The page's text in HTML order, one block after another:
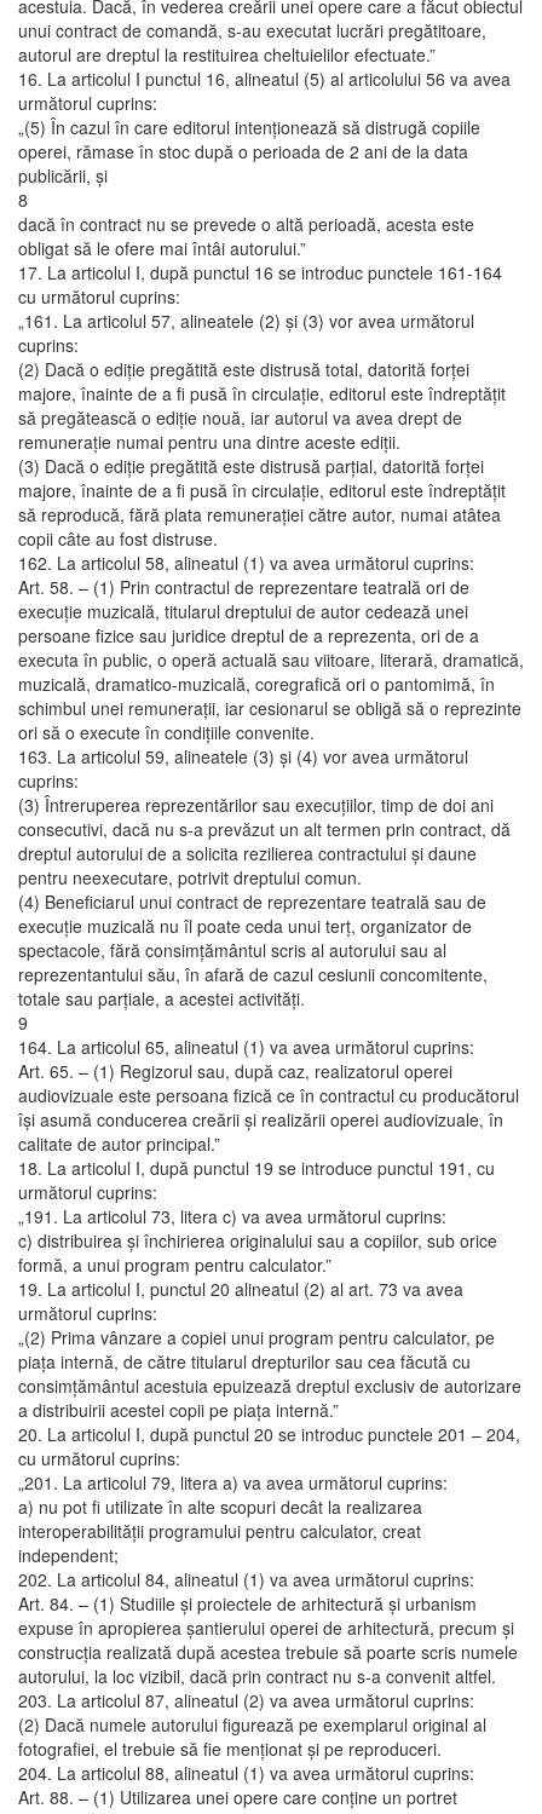
acestuia. Dacă, în vederea creării unei opere care a făcut obiectul
unui contract de comandă, s-au executat lucrări pregătitoare,
autorul are dreptul la restituirea cheltuielilor efectuate.”
16. La articolul I punctul 16, alineatul (5) al articolului 56 va avea
următorul cuprins:
„(5) În cazul în care editorul intenţionează să distrugă copiile
operei, rămase în stoc după o perioada de 2 ani de la data
publicării, şi
8
dacă în contract nu se prevede o altă perioadă, acesta este
obligat să le ofere mai întâi autorului.”
17. La articolul I, după punctul 16 se introduc punctele 161-164
cu următorul cuprins:
„161. La articolul 57, alineatele (2) şi (3) vor avea următorul
cuprins:
(2) Dacă o ediţie pregătită este distrusă total, datorită forţei
majore, înainte de a fi pusă în circulaţie, editorul este îndreptăţit
să pregătească o ediţie nouă, iar autorul va avea drept de
remuneraţie numai pentru una dintre aceste ediţii.
(3) Dacă o ediţie pregătită este distrusă parţial, datorită forţei
majore, înainte de a fi pusă în circulaţie, editorul este îndreptăţit
să reproducă, fără plata remuneraţiei către autor, numai atâtea
copii câte au fost distruse.
162. La articolul 58, alineatul (1) va avea următorul cuprins:
Art. 58. – (1) Prin contractul de reprezentare teatrală ori de
execuţie muzicală, titularul dreptului de autor cedează unei
persoane fizice sau juridice dreptul de a reprezenta, ori de a
executa în public, o operă actuală sau viitoare, literară, dramatică,
muzicală, dramatico-muzicală, coregrafică ori o pantomimă, în
schimbul unei remuneraţii, iar cesionarul se obligă să o reprezinte
ori să o execute în condiţiile convenite.
163. La articolul 59, alineatele (3) şi (4) vor avea următorul
cuprins:
(3) Întreruperea reprezentărilor sau execuţiilor, timp de doi ani
consecutivi, dacă nu s-a prevăzut un alt termen prin contract, dă
dreptul autorului de a solicita rezilierea contractului şi daune
pentru neexecutare, potrivit dreptului comun.
(4) Beneficiarul unui contract de reprezentare teatrală sau de
execuţie muzicală nu îl poate ceda unui terţ, organizator de
spectacole, fără consimţământul scris al autorului sau al
reprezentantului său, în afară de cazul cesiunii concomitente,
totale sau parţiale, a acestei activităţi.
9
164. La articolul 65, alineatul (1) va avea următorul cuprins:
Art. 65. – (1) Regizorul sau, după caz, realizatorul operei
audiovizuale este persoana fizică ce în contractul cu producătorul
îşi asumă conducerea creării şi realizării operei audiovizuale, în
calitate de autor principal.”
18. La articolul I, după punctul 19 se introduce punctul 191, cu
următorul cuprins:
„191. La articolul 73, litera c) va avea următorul cuprins:
c) distribuirea şi închirierea originalului sau a copiilor, sub orice
formă, a unui program pentru calculator.”
19. La articolul I, punctul 20 alineatul (2) al art. 73 va avea
următorul cuprins:
„(2) Prima vânzare a copiei unui program pentru calculator, pe
piaţa internă, de către titularul drepturilor sau cea făcută cu
consimţământul acestuia epuizează dreptul exclusiv de autorizare
a distribuirii acestei copii pe piaţa internă.”
20. La articolul I, după punctul 20 se introduc punctele 201 – 204,
cu următorul cuprins:
„201. La articolul 79, litera a) va avea următorul cuprins:
a) nu pot fi utilizate în alte scopuri decât la realizarea
interoperabilităţii programului pentru calculator, creat
independent;
202. La articolul 84, alineatul (1) va avea următorul cuprins:
Art. 84. – (1) Studiile şi proiectele de arhitectură şi urbanism
expuse în apropierea şantierului operei de arhitectură, precum şi
construcţia realizată după acestea trebuie să poarte scris numele
autorului, la loc vizibil, dacă prin contract nu s-a convenit altfel.
203. La articolul 87, alineatul (2) va avea următorul cuprins:
(2) Dacă numele autorului figurează pe exemplarul original al
fotografiei, el trebuie să fie menţionat şi pe reproduceri.
204. La articolul 88, alineatul (1) va avea următorul cuprins:
Art. 88. – (1) Utilizarea unei opere care conţine un portret